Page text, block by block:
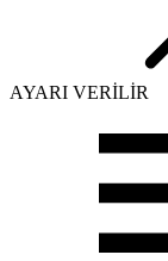
AYARI VERİLİR